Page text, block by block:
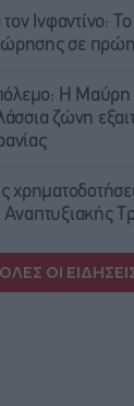
τον Ινφαντίνο:
σε
Η
ζώνη
Αναπτυξιακής
ΟΛΕΣ ΟΙ